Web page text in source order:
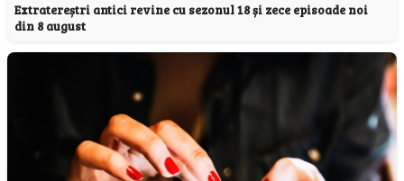
Extratereștri antici revine cu sezonul 18 și zece episoade noi
din 8 august